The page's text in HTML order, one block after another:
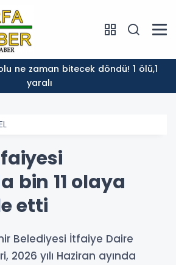
yaralı
bin 11 olaya
etti
Belediyesi İtfaiye Daire
2026 yılı Haziran ayında